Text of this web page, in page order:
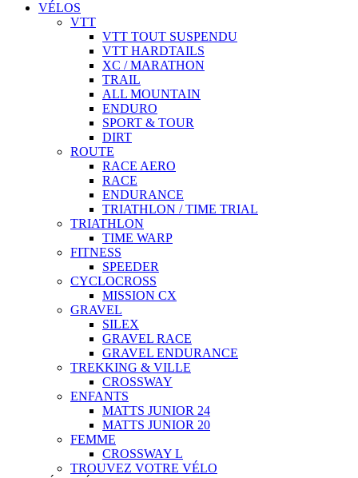
VÉLOS
VTT
VTT TOUT SUSPENDU
VTT HARDTAILS
XC / MARATHON
TRAIL
ALL MOUNTAIN
ENDURO
SPORT & TOUR
DIRT
ROUTE
RACE AERO
RACE
ENDURANCE
TRIATHLON / TIME TRIAL
TRIATHLON
TIME WARP
FITNESS
SPEEDER
CYCLOCROSS
MISSION CX
GRAVEL
SILEX
GRAVEL RACE
GRAVEL ENDURANCE
TREKKING & VILLE
CROSSWAY
ENFANTS
MATTS JUNIOR 24
MATTS JUNIOR 20
FEMME
CROSSWAY L
TROUVEZ VOTRE VÉLO